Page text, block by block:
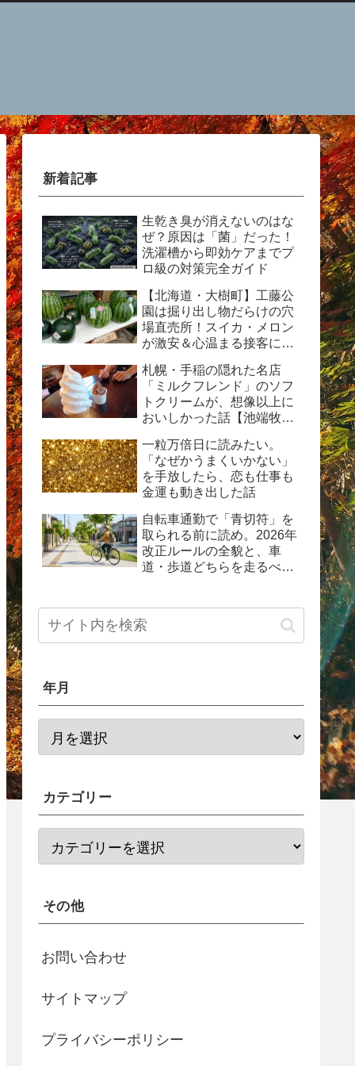
新着記事
生乾き臭が消えないのはな
ぜ？原因は「菌」だった！
洗濯槽から即効ケアまでプ
ロ級の対策完全ガイド
【北海道・大樹町】工藤公
園は掘り出し物だらけの穴
場直売所！スイカ・メロン
が激安＆心温まる接客に感
札幌・手稲の隠れた名店
「ミルクフレンド」のソフ
トクリームが、想像以上に
おいしかった話【池端牧場
一粒万倍日に読みたい。
「なぜかうまくいかない」
を手放したら、恋も仕事も
金運も動き出した話
自転車通勤で「青切符」を
取られる前に読め。2026年
改正ルールの全貌と、車
道・歩道どちらを走るべき
年月
カテゴリー
その他
お問い合わせ
サイトマップ
プライバシーポリシー